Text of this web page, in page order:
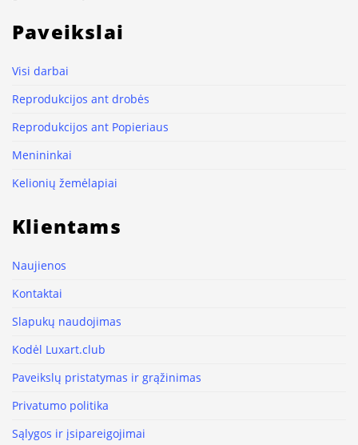
Paveikslai
Visi darbai
Reprodukcijos ant drobės
Reprodukcijos ant Popieriaus
Menininkai
Kelionių žemėlapiai
Klientams
Naujienos
Kontaktai
Slapukų naudojimas
Kodėl Luxart.club
Paveikslų pristatymas ir grąžinimas
Privatumo politika
Sąlygos ir įsipareigojimai